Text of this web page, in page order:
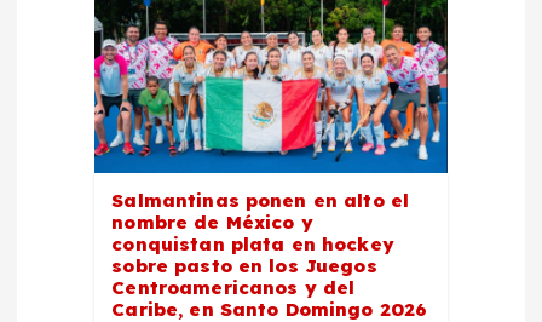
Salmantinas ponen en alto el
nombre de México y
conquistan plata en hockey
sobre pasto en los Juegos
Centroamericanos y del
Caribe, en Santo Domingo 2026